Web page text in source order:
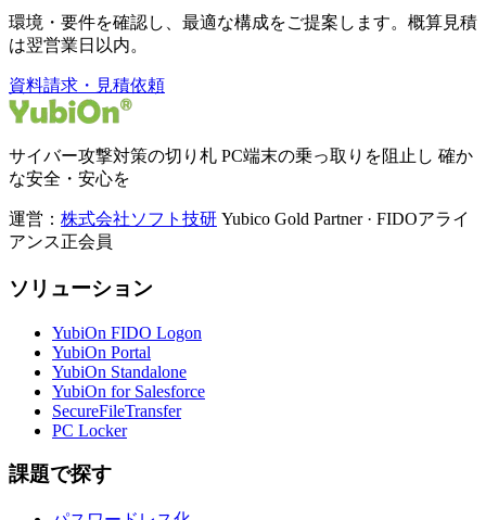
環境・要件を確認し、最適な構成をご提案します。概算見積
は翌営業日以内。
資料請求・見積依頼
サイバー攻撃対策の切り札 PC端末の乗っ取りを阻止し 確か
な安全・安心を
運営： 株式会社ソフト技研 Yubico Gold Partner · FIDOアライ
アンス正会員
ソリューション
YubiOn FIDO Logon
YubiOn Portal
YubiOn Standalone
YubiOn for Salesforce
SecureFileTransfer
PC Locker
課題で探す